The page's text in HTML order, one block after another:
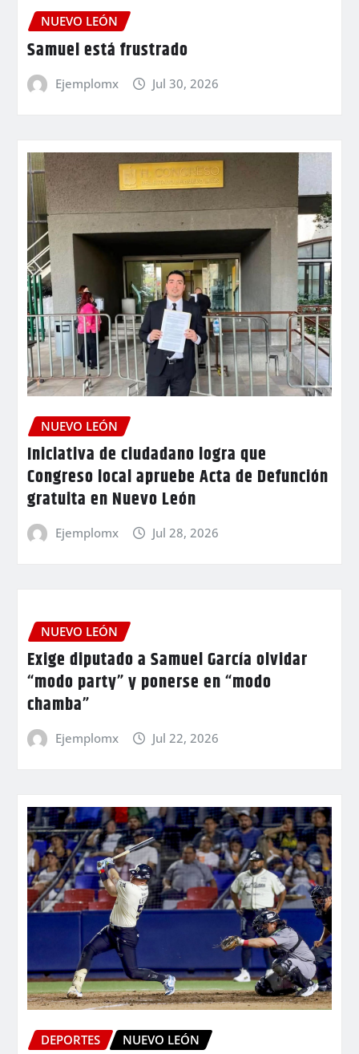
NUEVO LEÓN
Samuel está frustrado
Ejemplomx Jul 30, 2026
NUEVO LEÓN
Iniciativa de ciudadano logra que
Congreso local apruebe Acta de Defunción
gratuita en Nuevo León
Ejemplomx Jul 28, 2026
NUEVO LEÓN
Exige diputado a Samuel García olvidar
“modo party” y ponerse en “modo
chamba”
Ejemplomx Jul 22, 2026
DEPORTES NUEVO LEÓN